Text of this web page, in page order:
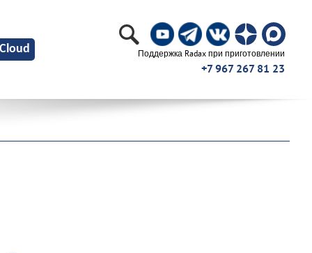
Поддержка Radax при приготовлении
+7 967 267 81 23